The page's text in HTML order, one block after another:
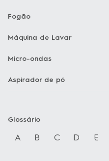
Fogão
Máquina de Lavar
Micro-ondas
Aspirador de pó
Glossário
A B C D E